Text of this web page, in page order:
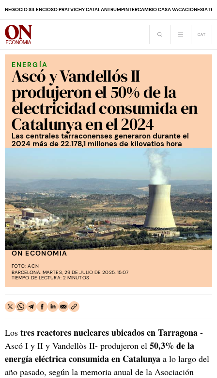
NEGOCIO SILENCIOSO PRATVICHY CATALANTRUMPINTERCAMBIO CASA VACACIONESIA
ENERGÍA
Ascó y Vandellós II
produjeron el 50% de la
electricidad consumida en
Catalunya en el 2024
Las centrales tarraconenses generaron durante el
2024 más de 22.178,1 millones de kilovatios hora
ON ECONOMIA
FOTO: ACN
BARCELONA. MARTES, 29 DE JULIO DE 2025. 15:07
TIEMPO DE LECTURA: 2 MINUTOS
Los tres reactores nucleares ubicados en Tarragona -
Ascó I y II y Vandellòs II- produjeron el 50,3% de la
energía eléctrica consumida en Catalunya a lo largo del
año pasado, según la memoria anual de la Asociación